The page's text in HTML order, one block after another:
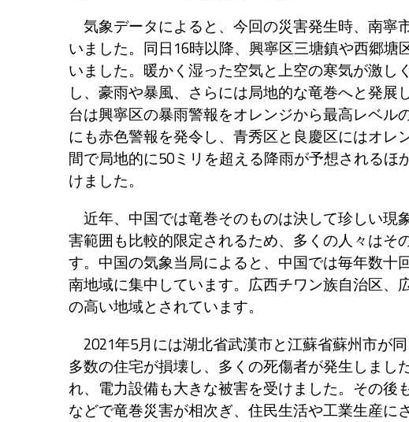
気象データによると、今回の災害発生時、南寧
いました。同日16時以降、興寧区三塘鎮や西郷塘
いました。暖かく湿った空気と上空の寒気が激し
し、豪雨や暴風、さらには局地的な竜巻へと発
台は興寧区の暴雨警報をオレンジから最高レベ
にも赤色警報を発令し、青秀区と良慶区にはオ
間で局地的に50ミリを超える降雨が予想される
けました。
近年、中国では竜巻そのものは決して珍しい現
害範囲も比較的限定されるため、多くの人々は
す。中国の気象当局によると、中国では毎年数
南地域に集中しています。広西チワン族自治区
の高い地域とされています。
2021年5月には湖北省武漢市と江蘇省蘇州市が
多数の住宅が損壊し、多くの死傷者が発生しまし
れ、電力設備も大きな被害を受けました。その
などで竜巻災害が相次ぎ、住民生活や工業生産に